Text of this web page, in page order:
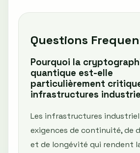
Questions
Pourquoi la
quantique est-elle
particulièrement
infrastructures
Les infrastructures
exigences de continuité, de
et de longévité qui rendent